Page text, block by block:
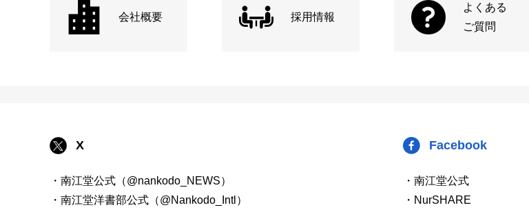
会社概要 採用情報
よくある
ご質問
X
・南江堂公式（@nankodo_NEWS）
・南江堂洋書部公式（@Nankodo_Intl）
Facebook
・南江堂公式
・NurSHARE